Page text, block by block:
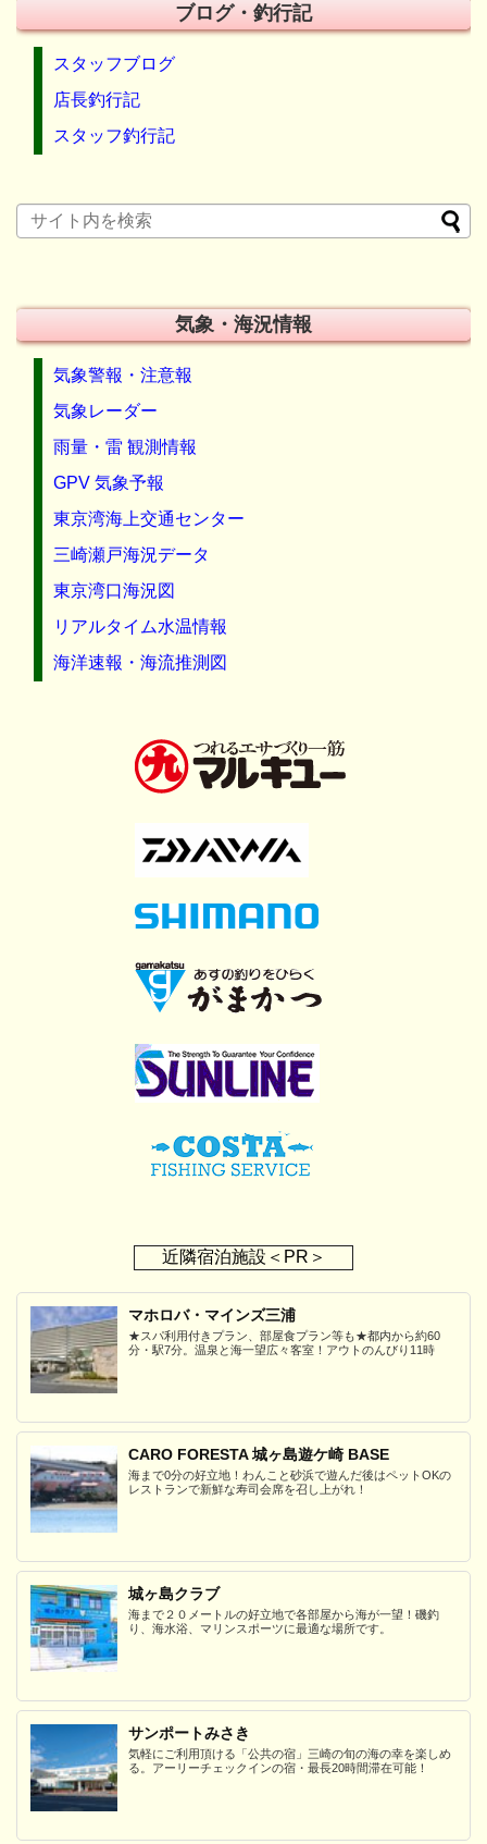
ブログ・釣行記
スタッフブログ
店長釣行記
スタッフ釣行記
気象・海況情報
気象警報・注意報
気象レーダー
雨量・雷 観測情報
GPV 気象予報
東京湾海上交通センター
三崎瀬戸海況データ
東京湾口海況図
リアルタイム水温情報
海洋速報・海流推測図
近隣宿泊施設＜PR＞
マホロバ・マインズ三浦
★スパ利用付きプラン、部屋食プラン等も★都内から約60
分・駅7分。温泉と海一望広々客室！アウトのんびり11時
CARO FORESTA 城ヶ島遊ケ崎 BASE
海まで0分の好立地！わんこと砂浜で遊んだ後はペットOKの
レストランで新鮮な寿司会席を召し上がれ！
城ヶ島クラブ
海まで２０メートルの好立地で各部屋から海が一望！磯釣
り、海水浴、マリンスポーツに最適な場所です。
サンポートみさき
気軽にご利用頂ける「公共の宿」三崎の旬の海の幸を楽しめ
る。アーリーチェックインの宿・最長20時間滞在可能！